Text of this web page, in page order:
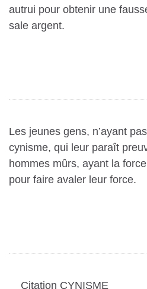
autrui pour obtenir une
sale argent.
Les jeunes gens, n’ayant
cynisme, qui leur paraît
hommes mûrs, ayant la
pour faire avaler leur force.
Citation CYNISME